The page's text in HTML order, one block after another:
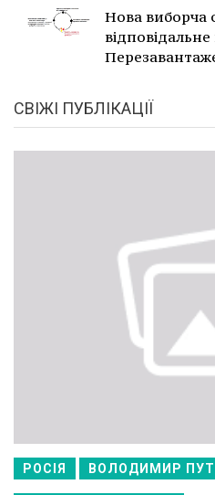
Нова виборча
СВІЖІ ПУБЛІКАЦІЇ
РОСІЯ ВОЛОДИМИР